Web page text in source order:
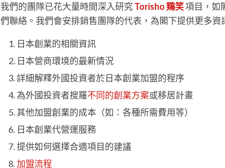
我們的團隊已花大量時間深入研究Torisho 鶏笑項目，如
們聯絡。我們會安排銷售團隊的代表，為閣下提供更多資
日本創業的相關資訊
日本營商環境的最新情況
詳細解釋外國投資者於日本創業加盟的程序
為外國投資者搜羅不同的創業方案或移居計畫
其他加盟創業的成本（如：各種所需費用等）
日本創業代營運服務
提供如何選擇合適項目的建議
加盟流程